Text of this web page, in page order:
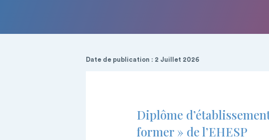
Date de publication : 2 Juillet 2026
Diplôme
former » de l’EHESP